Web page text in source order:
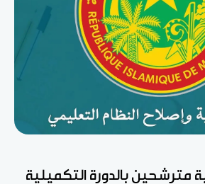
مترشحين بالدورة التكميلية